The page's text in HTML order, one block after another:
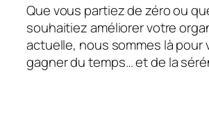
Que vous partiez de zéro ou
souhaitiez améliorer votre
actuelle, nous sommes là pour
gagner du temps… et de la